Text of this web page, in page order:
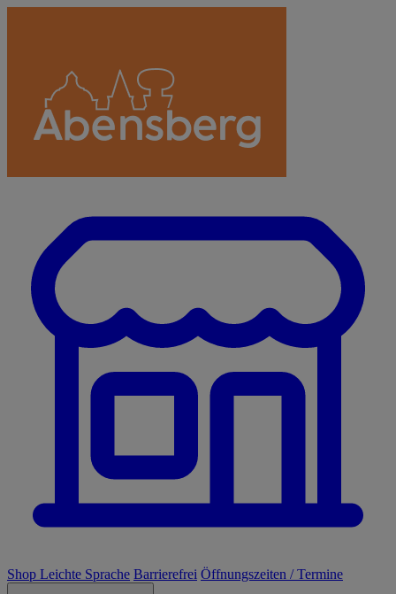
Shop Leichte Sprache Barrierefrei Öffnungszeiten / Termine